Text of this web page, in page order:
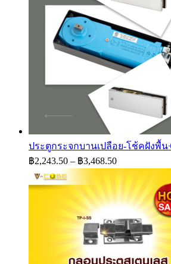
ประตูกระจกบานเปลือย-โช้คฝังพื้
฿2,243.50 – ฿3,468.50Price
range:
฿2,243.50
through
฿3,468.50